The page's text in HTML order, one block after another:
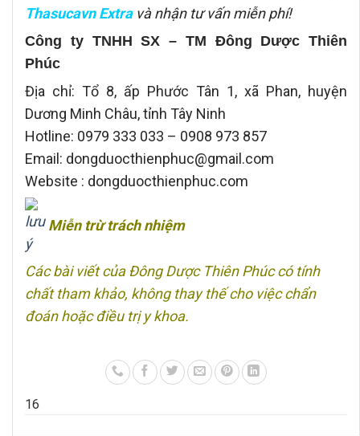
Thasucavn Extravà nhận tư vấn miễn phí!
Công ty TNHH SX – TM Đông Dược Thiên
Phúc
Địa chỉ: Tổ 8, ấp Phước Tân 1, xã Phan, huyện
Dương Minh Châu, tỉnh Tây Ninh
Hotline: 0979 333 033 – 0908 973 857
Email: dongduocthienphuc@gmail.com
Website : dongduocthienphuc.com
Miễn trừ trách nhiệm
Các bài viết của Đông Dược Thiên Phúc có tính
chất tham khảo, không thay thế cho việc chẩn
đoán hoặc điều trị y khoa.
16